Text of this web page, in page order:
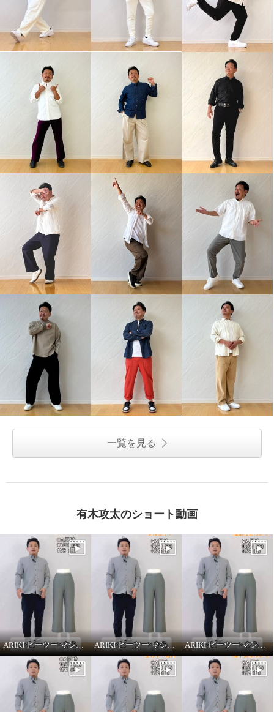
一覧を見る
有木攻太のショート動画
ARIKI ピーツー マシュマロ起毛ソフトワイドパンツ〜改善ポイント①〜 ARIKI ピーツー マシュマロ起毛ソフトワイドパンツ〜シルエット〜 ARIKI ピーツー マシュマロ起毛ソフトワイドパンツ〜機能性について〜